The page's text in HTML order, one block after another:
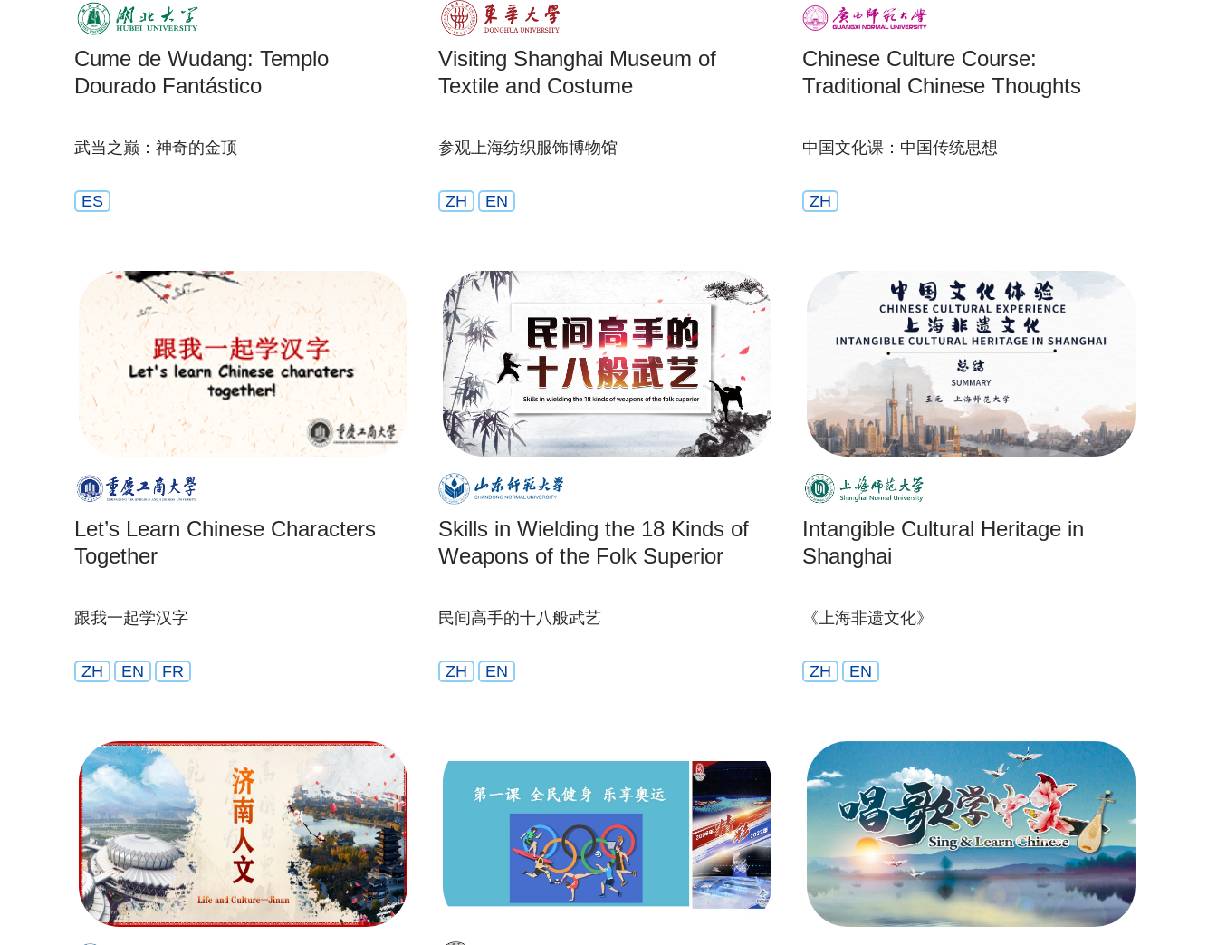
Cume de Wudang: Templo
Dourado Fantástico
武当之巅：神奇的金顶
ES
Visiting Shanghai Museum of
Textile and Costume
参观上海纺织服饰博物馆
ZH EN
Chinese Culture Course:
Traditional Chinese Thoughts
中国文化课：中国传统思想
ZH
Let’s Learn Chinese Characters
Together
跟我一起学汉字
ZH EN FR
Skills in Wielding the 18 Kinds of
Weapons of the Folk Superior
民间高手的十八般武艺
ZH EN
Intangible Cultural Heritage in
Shanghai
《上海非遗文化》
ZH EN